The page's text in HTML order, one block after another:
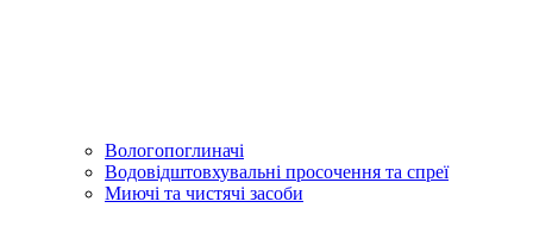
Вологопоглиначі
Водовідштовхувальні просочення та спреї
Миючі та чистячі засоби